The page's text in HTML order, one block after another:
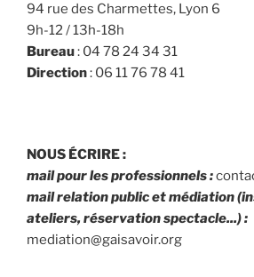
94 rue des Charmettes, Lyon 6
9h-12 / 13h-18h
Bureau: 04 78 24 34 31
Direction: 06 11 76 78 41
NOUS ÉCRIRE :
mail pour les professionnels :
mail relation public et médiation
ateliers, réservation spectacle...) :
mediation@gaisavoir.org